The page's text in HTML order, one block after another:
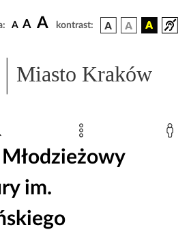
A A A kontrast:
Miasto Kraków
im.